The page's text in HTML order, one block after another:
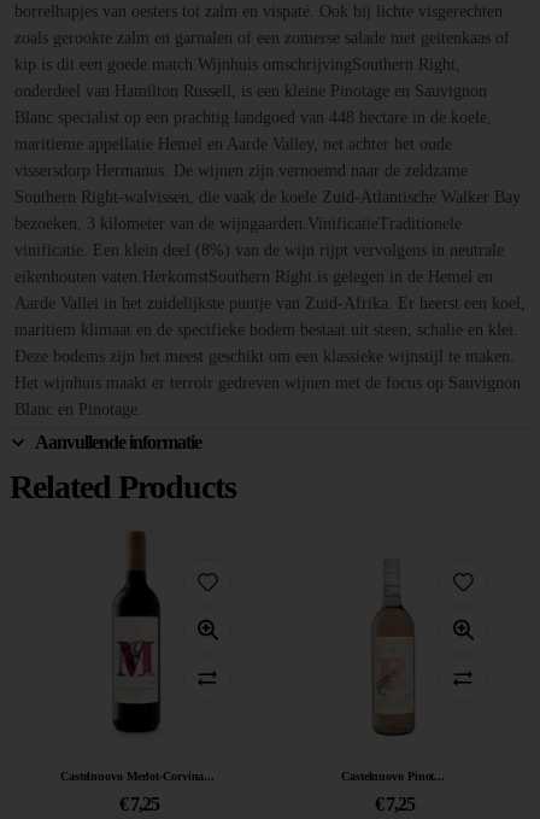
borrelhapjes van oesters tot zalm en vispaté. Ook bij lichte visgerechten
zoals gerookte zalm en garnalen of een zomerse salade met geitenkaas of
kip is dit een goede match.Wijnhuis omschrijvingSouthern Right,
onderdeel van Hamilton Russell, is een kleine Pinotage en Sauvignon
Blanc specialist op een prachtig landgoed van 448 hectare in de koele,
maritieme appellatie Hemel en Aarde Valley, net achter het oude
vissersdorp Hermanus. De wijnen zijn vernoemd naar de zeldzame
Southern Right-walvissen, die vaak de koele Zuid-Atlantische Walker Bay
bezoeken, 3 kilometer van de wijngaarden.VinificatieTraditionele
vinificatie. Een klein deel (8%) van de wijn rijpt vervolgens in neutrale
eikenhouten vaten.HerkomstSouthern Right is gelegen in de Hemel en
Aarde Vallei in het zuidelijkste puntje van Zuid-Afrika. Er heerst een koel,
maritiem klimaat en de specifieke bodem bestaat uit steen, schalie en klei.
Deze bodems zijn het meest geschikt om een klassieke wijnstijl te maken.
Het wijnhuis maakt er terroir gedreven wijnen met de focus op Sauvignon
Blanc en Pinotage.
Aanvullende informatie
Related Products
Castelnuovo Merlot-Corvina...
€ 7,25
Castelnuovo Pinot...
€ 7,25